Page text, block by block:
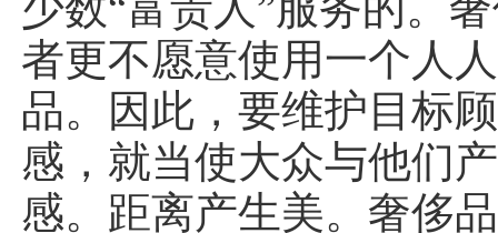
者更不愿意使用一个人
品。因此，要维护目标
感，就当使大众与他们
感。距离产生美。奢侈